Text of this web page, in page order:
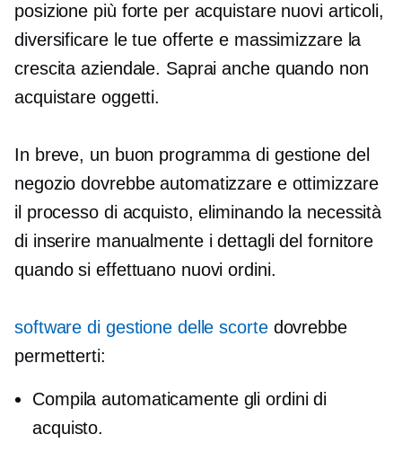
posizione più forte per acquistare nuovi articoli,
diversificare le tue offerte e massimizzare la
crescita aziendale. Saprai anche quando non
acquistare oggetti.
In breve, un buon programma di gestione del
negozio dovrebbe automatizzare e ottimizzare
il processo di acquisto, eliminando la necessità
di inserire manualmente i dettagli del fornitore
quando si effettuano nuovi ordini.
software di gestione delle scortedovrebbe
permetterti:
Compila automaticamente gli ordini di
acquisto.